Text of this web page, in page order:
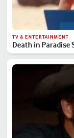
TV & ENTERTAINMENT
Death in Paradise